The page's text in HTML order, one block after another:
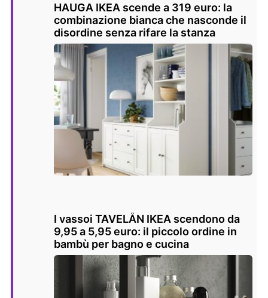
HAUGA IKEA scende a 319 euro: la
combinazione bianca che nasconde il
disordine senza rifare la stanza
I vassoi TAVELÅN IKEA scendono da
9,95 a 5,95 euro: il piccolo ordine in
bambù per bagno e cucina